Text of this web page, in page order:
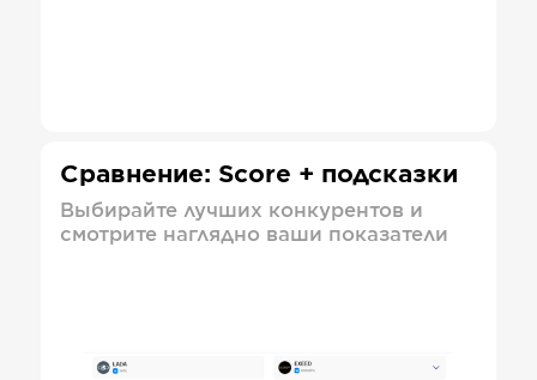
Сравнение: Score + подсказки
Выбирайте лучших конкурентов и
смотрите наглядно ваши показатели